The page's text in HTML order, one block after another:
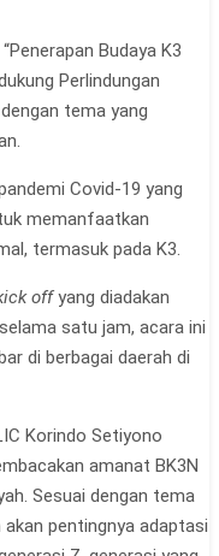
Budaya K3
Perlindungan
tema yang
Covid-19 yang
memanfaatkan
termasuk pada K3.
offyang diadakan
satu jam, acara ini
di berbagai daerah di
Korindo Setiyono
amanat BK3N
Sesuai dengan tema
pentingnya adaptasi